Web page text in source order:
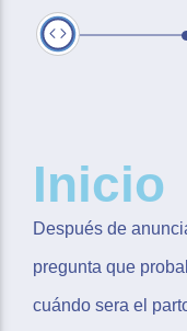
Inicio
Después de
pregunta que
cuándo sera el